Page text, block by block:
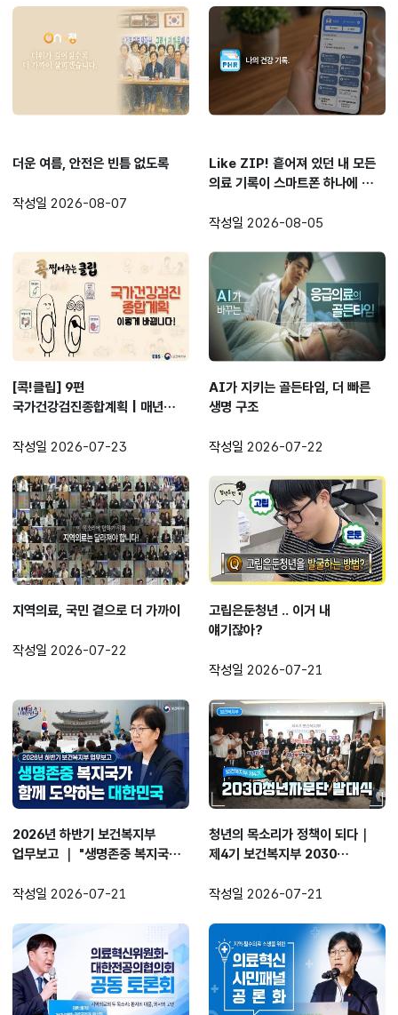
더운 여름, 안전은 빈틈 없도록
작성일 2026-08-07
Like ZIP! 흩어져 있던 내 모든
의료 기록이 스마트폰 하나에 싹
작성일 2026-08-05
[콕!클립] 9편
국가건강검진종합계획 | 매년
있을까?
작성일 2026-07-23
AI가 지키는 골든타임, 더 빠른
생명 구조
작성일 2026-07-22
지역의료, 국민 곁으로 더 가까이
작성일 2026-07-22
고립은둔청년 .. 이거 내
얘기잖아?
작성일 2026-07-21
2026년 하반기 보건복지부
업무보고 ｜ "생명존중 복지국가,
바꾸겠습니다“
작성일 2026-07-21
청년의 목소리가 정책이 되다｜
제4기 보건복지부 2030
작성일 2026-07-21